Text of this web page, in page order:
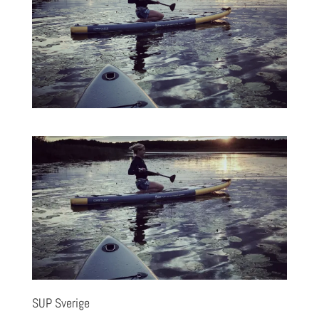
SUP Sverige